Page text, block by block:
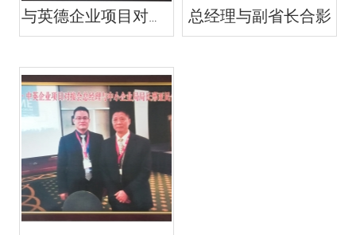
与英德企业项目对接会人员合影 总经理与副省长合影